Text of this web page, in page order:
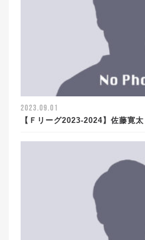
2023.09.01
【Ｆリーグ2023-2024】佐藤寛